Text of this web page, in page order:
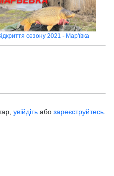
сезону 2021 - Мар'ївка
увійдіть або зареєструйтесь